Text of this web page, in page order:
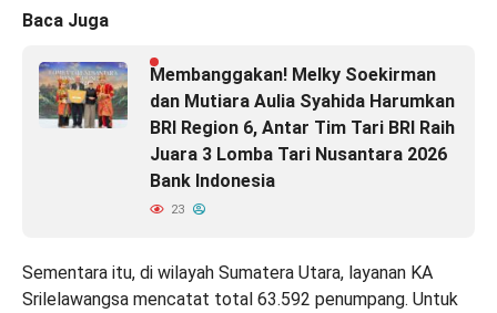
Baca Juga
Membanggakan! Melky Soekirman
dan Mutiara Aulia Syahida Harumkan
BRI Region 6, Antar Tim Tari BRI Raih
Juara 3 Lomba Tari Nusantara 2026
Bank Indonesia
23
Sementara itu, di wilayah Sumatera Utara, layanan KA
Srilelawangsa mencatat total 63.592 penumpang. Untuk